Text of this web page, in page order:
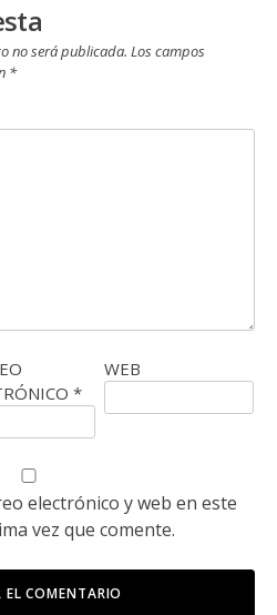
no será publicada. Los campos
*
*
WEB
electrónico y web en este
vez que comente.